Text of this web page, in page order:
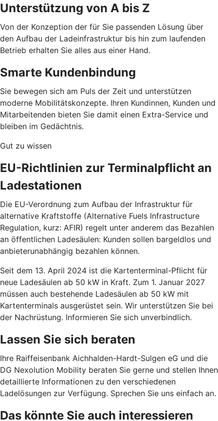
Unterstützung von A bis Z
Von der Konzeption der für Sie passenden Lösung über
den Aufbau der Ladeinfrastruktur bis hin zum laufenden
Betrieb erhalten Sie alles aus einer Hand.
Smarte Kundenbindung
Sie bewegen sich am Puls der Zeit und unterstützen
moderne Mobilitätskonzepte. Ihren Kundinnen, Kunden und
Mitarbeitenden bieten Sie damit einen Extra-Service und
bleiben im Gedächtnis.
Gut zu wissen
EU-Richtlinien zur Terminalpflicht an
Ladestationen
Die EU-Verordnung zum Aufbau der Infrastruktur für
alternative Kraftstoffe (Alternative Fuels Infrastructure
Regulation, kurz: AFIR) regelt unter anderem das Bezahlen
an öffentlichen Ladesäulen: Kunden sollen bargeldlos und
anbieterunabhängig bezahlen können.
Seit dem 13. April 2024 ist die Kartenterminal-Pflicht für
neue Ladesäulen ab 50 kW in Kraft. Zum 1. Januar 2027
müssen auch bestehende Ladesäulen ab 50 kW mit
Kartenterminals ausgerüstet sein. Wir unterstützen Sie bei
der Nachrüstung. Informieren Sie sich unverbindlich.
Lassen Sie sich beraten
Ihre Raiffeisenbank Aichhalden-Hardt-Sulgen eG und die
DG Nexolution Mobility beraten Sie gerne und stellen Ihnen
detaillierte Informationen zu den verschiedenen
Ladelösungen zur Verfügung. Sprechen Sie uns einfach an.
Das könnte Sie auch interessieren